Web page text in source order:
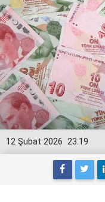
23:19
12 Şubat 2026